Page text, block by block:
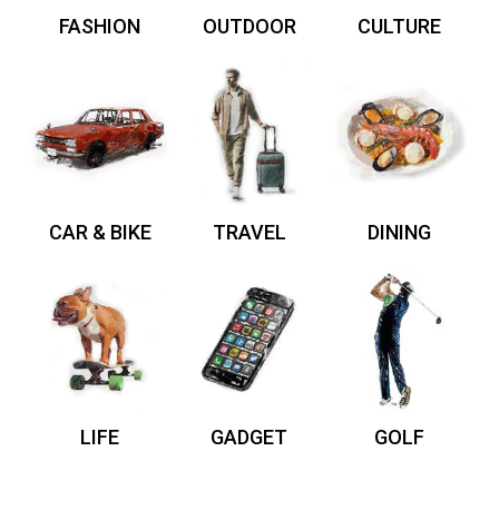
FASHION OUTDOOR CULTURE
CAR & BIKE TRAVEL DINING
LIFE GADGET GOLF